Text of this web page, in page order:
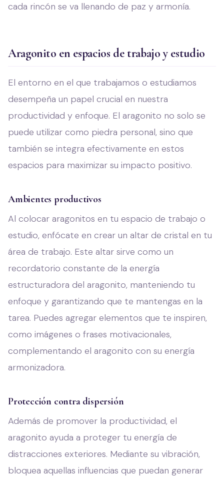
cada rincón se va llenando de paz y armonía.
Aragonito en espacios de trabajo y estudio
El entorno en el que trabajamos o estudiamos
desempeña un papel crucial en nuestra
productividad y enfoque. El aragonito no solo se
puede utilizar como piedra personal, sino que
también se integra efectivamente en estos
espacios para maximizar su impacto positivo.
Ambientes productivos
Al colocar aragonitos en tu espacio de trabajo o
estudio, enfócate en crear un altar de cristal en tu
área de trabajo. Este altar sirve como un
recordatorio constante de la energía
estructuradora del aragonito, manteniendo tu
enfoque y garantizando que te mantengas en la
tarea. Puedes agregar elementos que te inspiren,
como imágenes o frases motivacionales,
complementando el aragonito con su energía
armonizadora.
Protección contra dispersión
Además de promover la productividad, el
aragonito ayuda a proteger tu energía de
distracciones exteriores. Mediante su vibración,
bloquea aquellas influencias que puedan generar